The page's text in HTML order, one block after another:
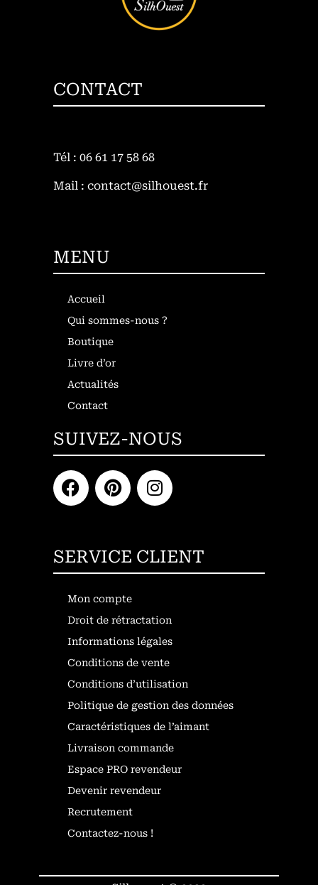
CONTACT
Tél : 06 61 17 58 68
Mail : contact@silhouest.fr
MENU
Accueil
Qui sommes-nous ?
Boutique
Livre d’or
Actualités
Contact
SUIVEZ-NOUS
SERVICE CLIENT
Mon compte
Droit de rétractation
Informations légales
Conditions de vente
Conditions d’utilisation
Politique de gestion des données
Caractéristiques de l’aimant
Livraison commande
Espace PRO revendeur
Devenir revendeur
Recrutement
Contactez-nous !